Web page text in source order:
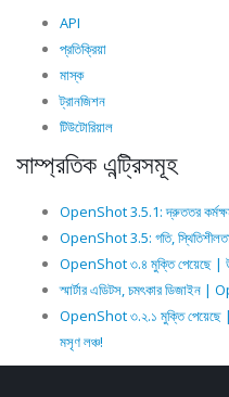
API
প্রতিক্রিয়া
মাস্ক
ট্রানজিশন
টিউটোরিয়াল
সাম্প্রতিক এন্ট্রিসমূহ
OpenShot 3.5.1: দ্রুততর
OpenShot 3.5: গতি,
OpenShot ৩.৪ মুক্তি পেয়েছে |
স্মার্টার এডিটস, চমৎকার
OpenShot ৩.২.১ মুক্তি পেয়েছে
মসৃণ লঞ্চ!